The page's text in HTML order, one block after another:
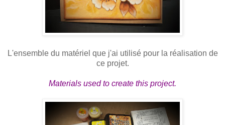
L'ensemble du matériel que j'ai utilisé pour la réalisation de
ce projet.
Materials used to create this project.